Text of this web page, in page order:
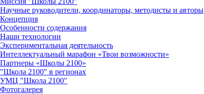
Научные руководители, координаторы, методисты и авторы
Концепция
Особенности содержания
Наши технологии
Экспериментальная деятельность
Интеллектуальный марафон «Твои возможности»
Партнеры «Школы 2100»
"Школа 2100" в регионах
УМЦ "Школа 2100"
Фотогалерея